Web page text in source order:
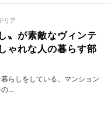
リア
〟が素敵なヴィンテ
ゃれな人の暮らす部
らしをしている。マンション
の…